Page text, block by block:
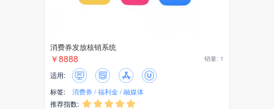
物联
DeepSeek
AI
消费券发放核销系统
￥8888 销量: 1
适用:
标签:
消费券 福利金 融媒体
推荐指数:     